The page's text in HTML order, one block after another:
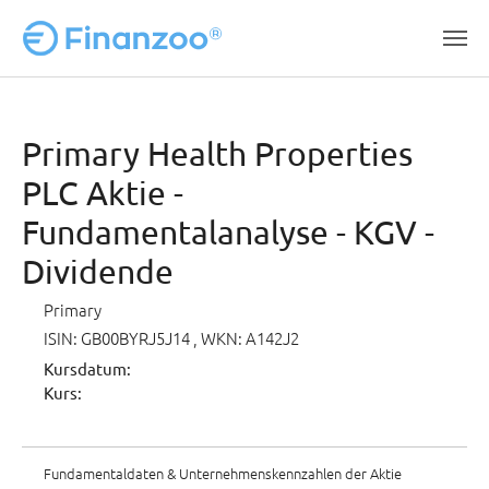
Primary Health Properties
PLC Aktie -
Fundamentalanalyse - KGV -
Dividende
Primary
ISIN: GB00BYRJ5J14 , WKN: A142J2
Kursdatum:
Kurs:
Fundamentaldaten & Unternehmenskennzahlen der Aktie